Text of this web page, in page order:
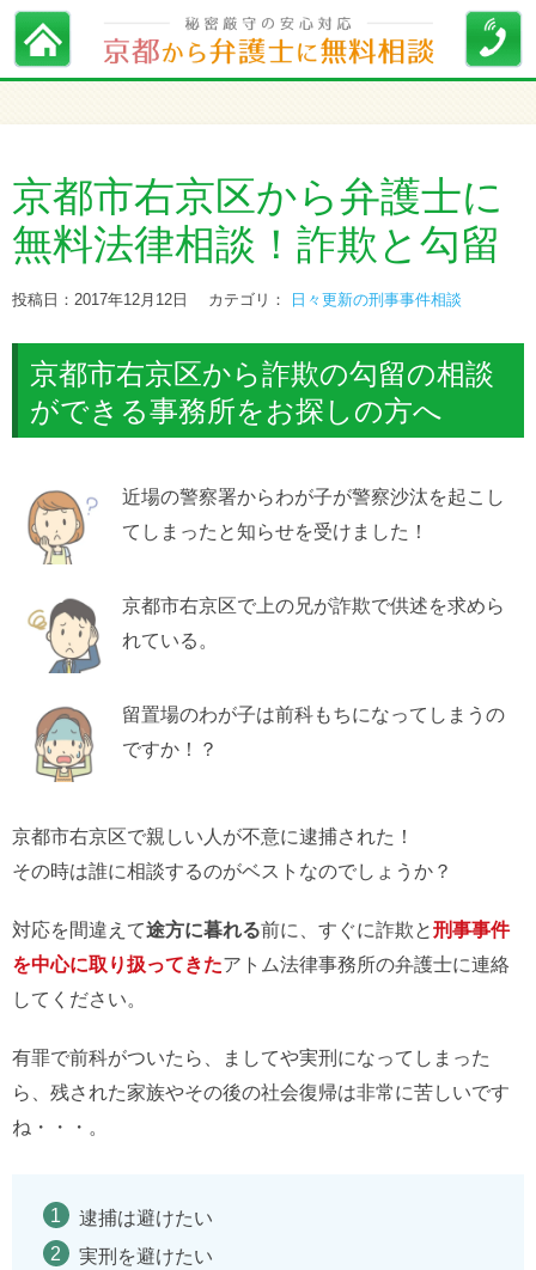
京都市右京区から弁護士に
無料法律相談！詐欺と勾留
投稿日：2017年12月12日 カテゴリ： 日々更新の刑事事件相談
京都市右京区から詐欺の勾留の相談
ができる事務所をお探しの方へ
近場の警察署からわが子が警察沙汰を起こし
てしまったと知らせを受けました！
京都市右京区で上の兄が詐欺で供述を求めら
れている。
留置場のわが子は前科もちになってしまうの
ですか！？
京都市右京区で親しい人が不意に逮捕された！
その時は誰に相談するのがベストなのでしょうか？
対応を間違えて途方に暮れる前に、すぐに詐欺と刑事事件
を中心に取り扱ってきたアトム法律事務所の弁護士に連絡
してください。
有罪で前科がついたら、ましてや実刑になってしまった
ら、残された家族やその後の社会復帰は非常に苦しいです
ね・・・。
逮捕は避けたい
実刑を避けたい